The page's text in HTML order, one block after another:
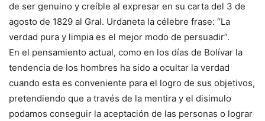
de ser genuino y creíble al expresar en su carta del 3 de
agosto de 1829 al Gral. Urdaneta la célebre frase: “La
verdad pura y limpia es el mejor modo de persuadir”.
En el pensamiento actual, como en los días de Bolívar la
tendencia de los hombres ha sido a ocultar la verdad
cuando esta es conveniente para el logro de sus objetivos,
pretendiendo que a través de la mentira y el disimulo
podamos conseguir la aceptación de las personas o lograr